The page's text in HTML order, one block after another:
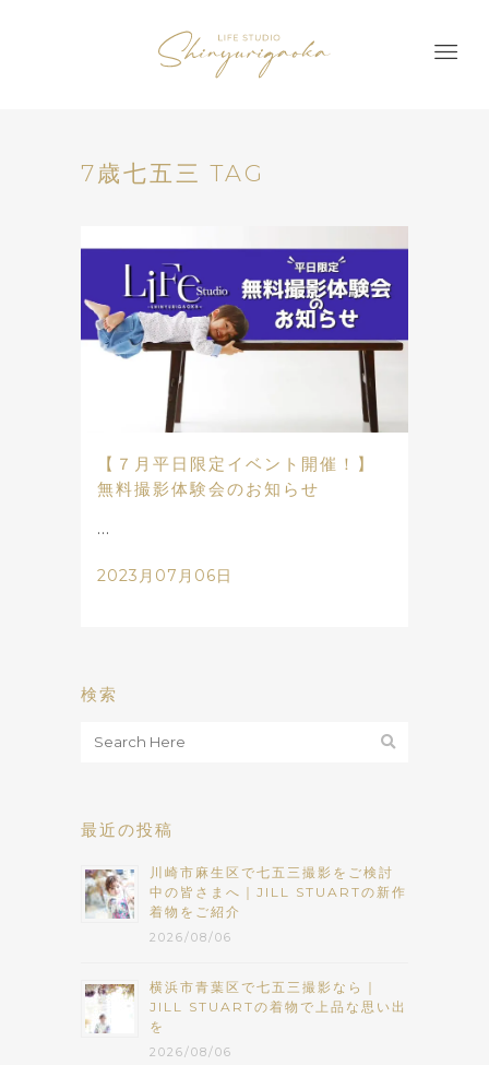
7歳七五三 TAG
【７月平日限定イベント開催！】
無料撮影体験会のお知らせ
...
2023月07月06日
検索
最近の投稿
川崎市麻生区で七五三撮影をご検討
中の皆さまへ｜JILL STUARTの新作
着物をご紹介
2026/08/06
横浜市青葉区で七五三撮影なら｜
JILL STUARTの着物で上品な思い出
を
2026/08/06